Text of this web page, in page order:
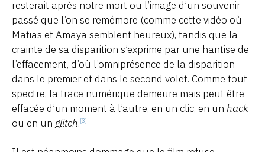
resterait après notre mort ou l’image d’un souvenir
passé que l’on se remémore (comme cette vidéo où
Matias et Amaya semblent heureux), tandis que la
crainte de sa disparition s’exprime par une hantise de
l’effacement, d’où l’omniprésence de la disparition
dans le premier et dans le second volet. Comme tout
spectre, la trace numérique demeure mais peut être
effacée d’un moment à l’autre, en un clic, en un hack
ou en un glitch.[3]